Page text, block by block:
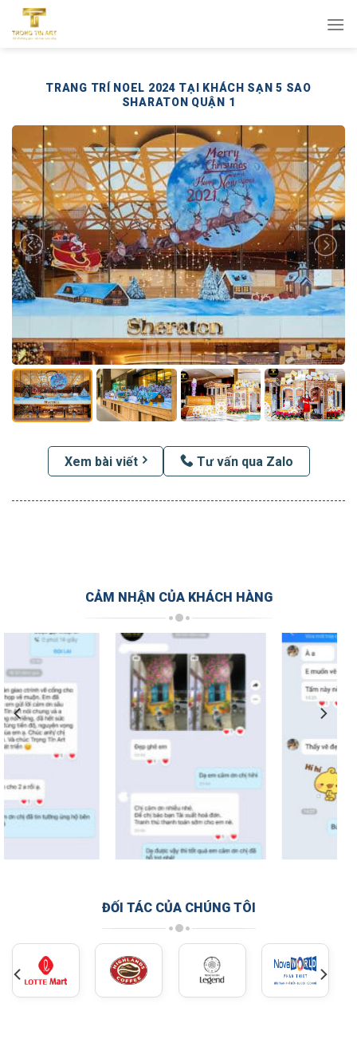
qua
TRANG TRÍ NOEL 2024 TẠI KHÁCH SẠN 5 SAO
SHARATON QUẬN 1
Xem bài viết Tư vấn qua Zalo
CẢM NHẬN CỦA KHÁCH HÀNG
ĐỐI TÁC CỦA CHÚNG TÔI